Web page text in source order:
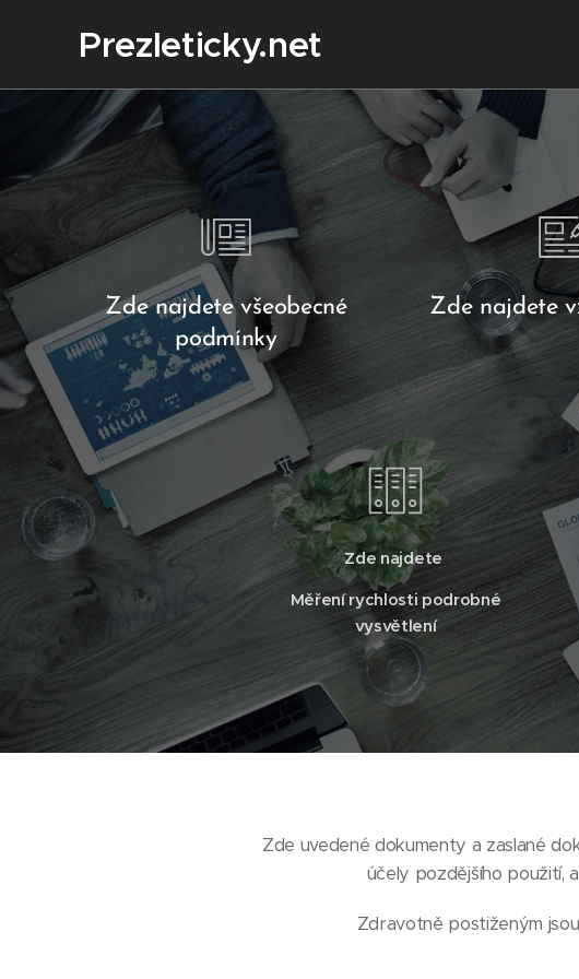
Prezleticky.net
Zde najdete všeobecné
podmínky
Zde najdete
Zde najdete
Měření rychlosti podrobné
vysvětlení
Zde uvedené dokumenty a zaslané
účely pozdějšího použití,
Zdravotně postiženým